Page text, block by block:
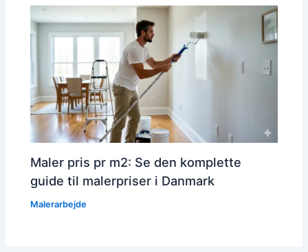
Maler pris pr m2: Se den komplette
guide til malerpriser i Danmark
Malerarbejde